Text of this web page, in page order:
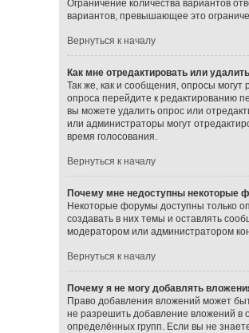
Ограничение количества вариантов
вариантов, превышающее это
Вернуться к началу
Как мне отредактировать или
Так же, как и сообщения, опросы
опроса перейдите к редактированию
вы можете удалить опрос или
или администраторы могут
время голосования.
Вернуться к началу
Почему мне недоступны некоторые
Некоторые форумы доступны только
создавать в них темы и оставлять
модератором или администратором
Вернуться к началу
Почему я не могу добавлять
Право добавления вложений может
не разрешить добавление вложений в
определённых групп. Если вы не